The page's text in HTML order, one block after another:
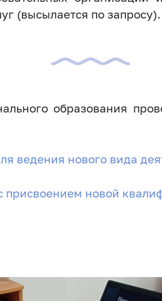
(высылается по запросу).
образования
ведения нового вида
присвоением новой